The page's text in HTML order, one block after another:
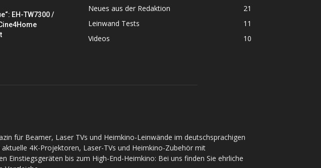
EH-TW7300 /
Neues aus der Redaktion
21
Leinwand Tests
11
Videos
10
für Beamer, Laser TVs und Heimkino-Leinwände im deutschsprachigen
4K-Projektoren, Laser-TVs und Heimkino-Zubehör mit
Einstiegsgeräten bis zum High-End-Heimkino: Bei uns finden Sie ehrliche